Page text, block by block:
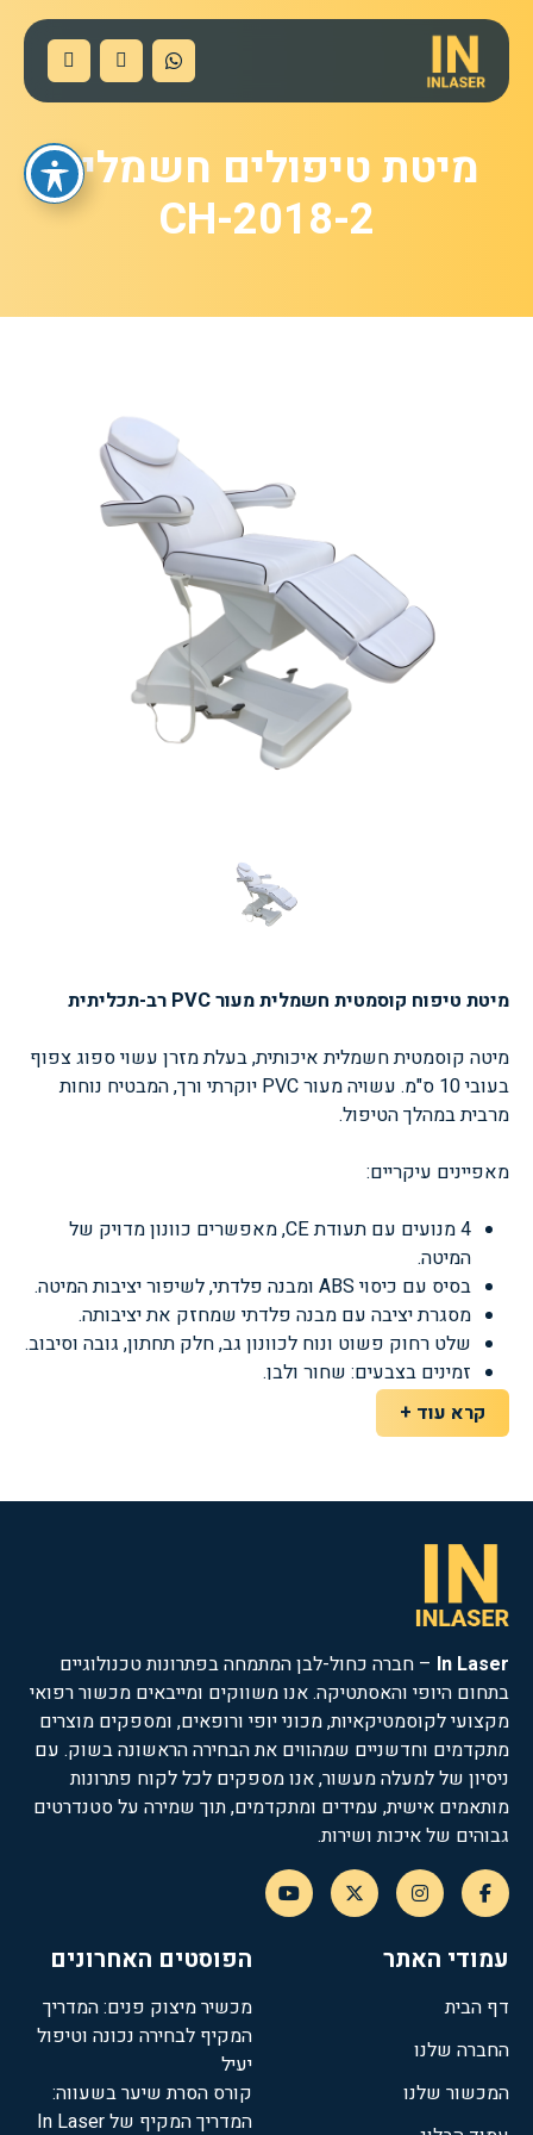
מיטת טיפולים חשמלית
CH-2018-2
מיטת טיפוח קוסמטית חשמלית מעור PVC רב-תכליתית
מיטה קוסמטית חשמלית איכותית, בעלת מזרן עשוי ספוג צפוף
בעובי 10 ס"מ. עשויה מעור PVC יוקרתי ורך, המבטיח נוחות
מרבית במהלך הטיפול.
מאפיינים עיקריים:
4 מנועים עם תעודת CE, מאפשרים כוונון מדויק של
המיטה.
בסיס עם כיסוי ABS ומבנה פלדתי, לשיפור יציבות המיטה.
מסגרת יציבה עם מבנה פלדתי שמחזק את יציבותה.
שלט רחוק פשוט ונוח לכוונון גב, חלק תחתון, גובה וסיבוב.
זמינים בצבעים: שחור ולבן.
מיטה זו אידיאלית לשימוש בעסקים קוסמטיים ומאפשרת
קרא עוד +
In Laser – חברה כחול-לבן המתמחה בפתרונות טכנולוגיים
בתחום היופי והאסתטיקה. אנו משווקים ומייבאים מכשור רפואי
מקצועי לקוסמטיקאיות, מכוני יופי ורופאים, ומספקים מוצרים
מתקדמים וחדשניים שמהווים את הבחירה הראשונה בשוק. עם
ניסיון של למעלה מעשור, אנו מספקים לכל לקוח פתרונות
מותאמים אישית, עמידים ומתקדמים, תוך שמירה על סטנדרטים
גבוהים של איכות ושירות.
עמודי האתר
דף הבית
החברה שלנו
המכשור שלנו
הפוסטים האחרונים
מכשיר מיצוק פנים: המדריך
המקיף לבחירה נכונה וטיפול
יעיל
קורס הסרת שיער בשעווה:
המדריך המקיף של In Laser